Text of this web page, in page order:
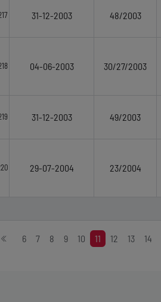
31-12-2003 48/2003
04-06-2003 30/27/2003
31-12-2003 49/2003
29-07-2004 23/2004
Stronicowanie
6 7 8 9 10 11 12 13 14